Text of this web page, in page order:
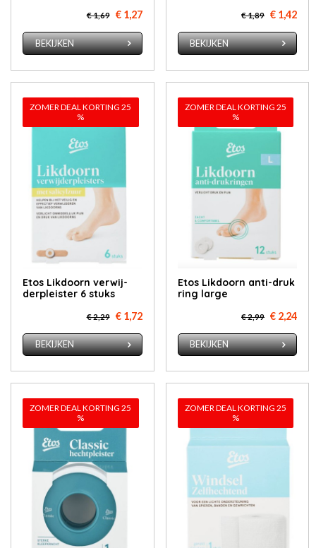
€ 1,69 € 1,27
BEKIJKEN
€ 1,89 € 1,42
BEKIJKEN
ZOMER DEAL KORTING 25
%
Etos Lik­doorn ver­wij­
der­pleis­ter 6 stuks
€ 2,29 € 1,72
BEKIJKEN
ZOMER DEAL KORTING 25
%
Etos Lik­doorn an­ti-druk
ring lar­ge
€ 2,99 € 2,24
BEKIJKEN
ZOMER DEAL KORTING 25
%
ZOMER DEAL KORTING 25
%